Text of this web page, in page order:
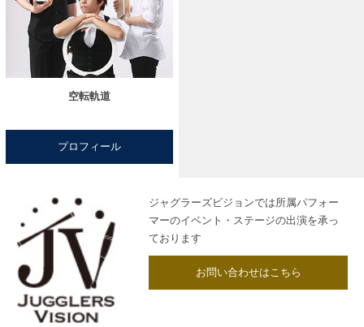
空転軌道
プロフィール
ジャグラーズビジョンでは所属パフォー
マーのイベント・ステージの出演を承っ
ております
お問い合わせはこちら